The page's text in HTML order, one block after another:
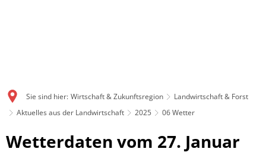
Sie sind hier: Wirtschaft & Zukunftsregion
Landwirtschaft & Forst
Aktuelles aus der Landwirtschaft
2025 06 Wetter
Wetterdaten vom 27. Januar